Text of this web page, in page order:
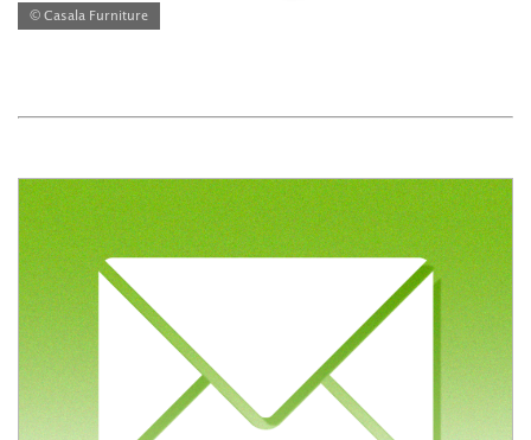
© Casala Furniture